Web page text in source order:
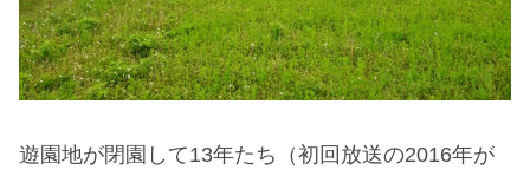
遊園地が閉園して13年たち（初回放送の2016年が